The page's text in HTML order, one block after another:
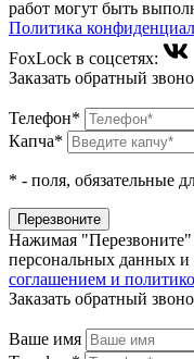
работ могут быть
Политика
FoxLock в соцсетях:
Заказать обратный
Телефон*
Капча*
* - поля, обязательные
Нажимая "Перезвоните"
персональных данных и
соглашением и
Заказать обратный
Ваше имя